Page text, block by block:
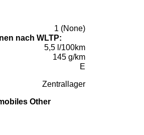
1 (None)
nach WLTP:
5,5 l/100km
145 g/km
E
Zentrallager
Other